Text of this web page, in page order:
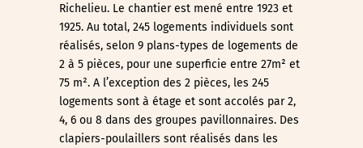
Richelieu. Le chantier est mené entre 1923 et
1925. Au total, 245 logements individuels sont
réalisés, selon 9 plans-types de logements de
2 à 5 pièces, pour une superficie entre 27m² et
75 m². A l’exception des 2 pièces, les 245
logements sont à étage et sont accolés par 2,
4, 6 ou 8 dans des groupes pavillonnaires. Des
clapiers-poulaillers sont réalisés dans les